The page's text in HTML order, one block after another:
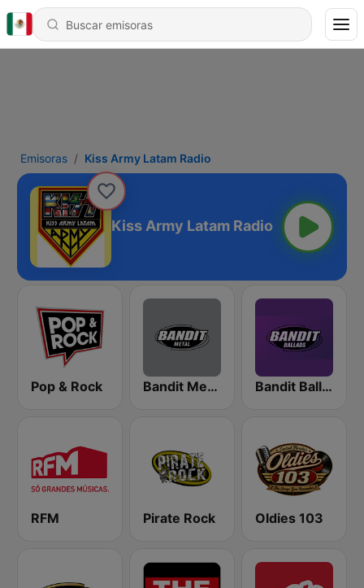
Emisoras Kiss Army Latam Radio
Kiss Army Latam Radio
Pop & Rock Bandit Metal Bandit Ballads
RFM Pirate Rock Oldies 103